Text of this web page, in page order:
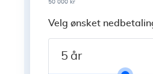
50 000 kr
Velg ønsket
år